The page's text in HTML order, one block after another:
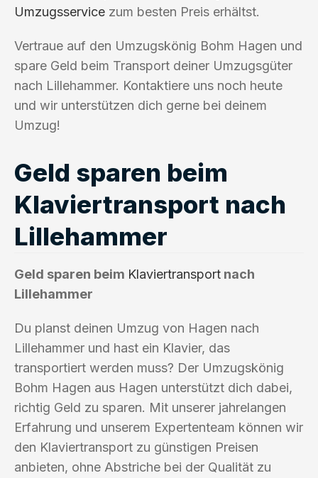
Umzugsservice zum besten Preis erhältst.
Vertraue auf den Umzugskönig Bohm Hagen und
spare Geld beim Transport deiner Umzugsgüter
nach Lillehammer. Kontaktiere uns noch heute
und wir unterstützen dich gerne bei deinem
Umzug!
Geld sparen beim
Klaviertransport nach
Lillehammer
Geld sparen beim Klaviertransport nach
Lillehammer
Du planst deinen Umzug von Hagen nach
Lillehammer und hast ein Klavier, das
transportiert werden muss? Der Umzugskönig
Bohm Hagen aus Hagen unterstützt dich dabei,
richtig Geld zu sparen. Mit unserer jahrelangen
Erfahrung und unserem Expertenteam können wir
den Klaviertransport zu günstigen Preisen
anbieten, ohne Abstriche bei der Qualität zu